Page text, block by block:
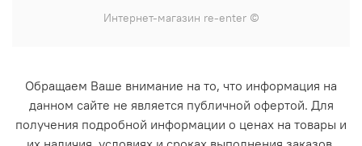
Интернет-магазин re-enter ©
Обращаем Ваше внимание на то, что информация на
данном сайте не является публичной офертой. Для
получения подробной информации о ценах на товары и